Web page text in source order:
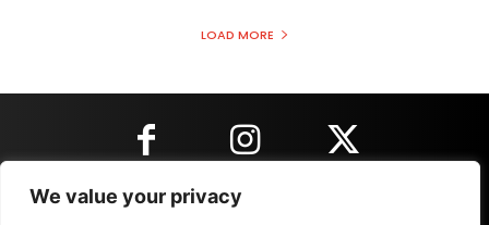
We value your privacy
LOAD MORE
KONTAKT INFORMACIJE